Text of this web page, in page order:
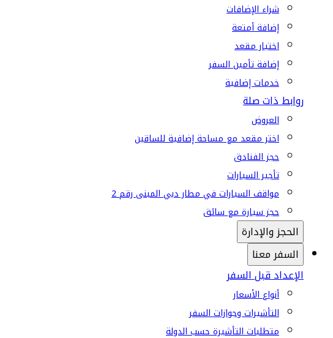
شراء الإضافات
إضافة أمتعة
اختيار مقعد
إضافة تأمين السفر
خدمات إضافية
روابط ذات صلة
العروض
اختر مقعد مع مساحة إضافية للساقين
حجز الفنادق
تأجير السيارات
مواقف السيارات في مطار دبي المبنى رقم 2
حجز سيارة مع سائق
الحجز والإدارة
السفر معنا
الإعداد قبل السفر
أنواع الأسعار
التأشيرات وجوازات السفر
متطلبات التأشيرة حسب الدولة